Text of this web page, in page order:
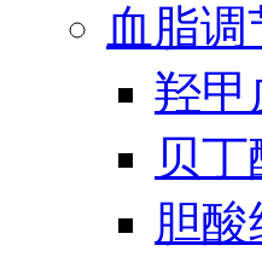
血脂调
羟甲
贝
胆